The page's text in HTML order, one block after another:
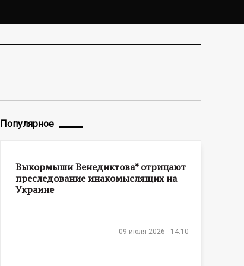
Популярное
Выкормыши Венедиктова* отрицают
преследование инакомыслящих на
Украине
09 июля 2026 - 14:10